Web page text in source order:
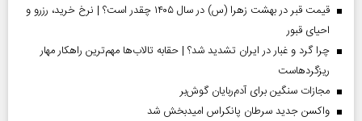
قیمت قبر در بهشت زهرا (س) در سال ۱۴۰۵ چقدر است؟ | نرخ خرید، رزرو و
احیای قبور
چرا گرد و غبار در ایران تشدید شد؟ | حقابه تالاب‌ها مهم‌ترین راهکار مهار
ریزگردهاست
مجازات سنگین برای آدم‌ربایان گوش‌بر
واکسن جدید سرطان پانکراس امیدبخش شد